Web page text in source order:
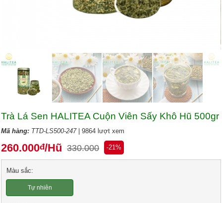
Trà Lá Sen HALITEA Cuộn Viên Sấy Khô Hũ 500gr
Mã hàng: TTD-LS500-247| 9864 lượt xem
260.000đ/Hũ 330.000 -21%
Màu sắc:
Tự nhiên